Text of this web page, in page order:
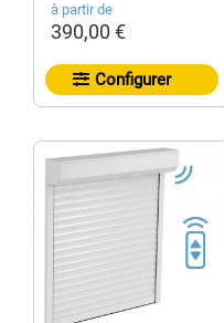
à partir de
390,00 €
Configurer